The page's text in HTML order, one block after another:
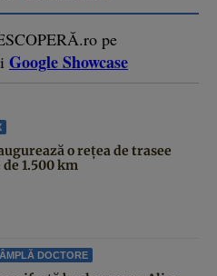
pe
Google Showcase
o rețea de trasee
1.500 km
DOCTORE